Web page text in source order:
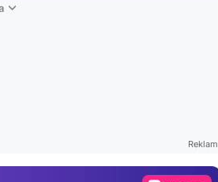
Reklam